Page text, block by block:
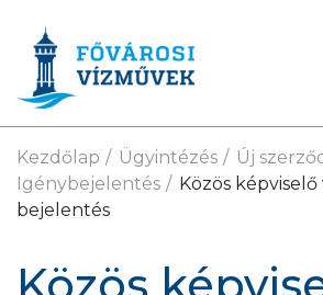
Kezdőlap Ügyintézés
Új
Igénybejelentés
Közös képviselő
bejelentés